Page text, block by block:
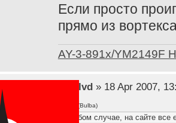
Если просто
прямо из
AY-3-891x/YM2149F
lvd» 18 Apr 2007,
(Bulba)
В любом случае, на сайте все